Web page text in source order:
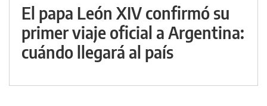
El papa León XIV confirmó su
primer viaje oficial a Argentina:
cuándo llegará al país